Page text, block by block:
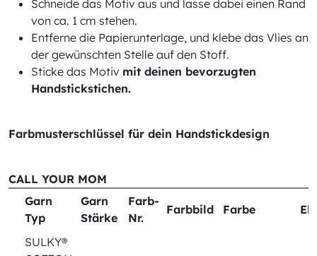
Schneide das Motiv aus und lasse dabei einen Rand
von ca. 1 cm stehen.
Entferne die Papierunterlage, und klebe das Vlies an
der gewünschten Stelle auf den Stoff.
Sticke das Motiv mit deinen bevorzugten
Handstickstichen.
Farbmusterschlüssel für dein Handstickdesign
CALL YOUR MOM
Garn
Typ
Garn
Stärke
Farb-
Nr.
Farbbild Farbe
SULKY®